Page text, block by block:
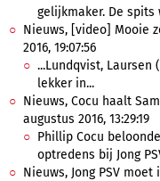
gelijkmaker. De spits
Nieuws, [video] Mooie
2016, 19:07:56
...Lundqvist, Laursen
lekker in...
Nieuws, Cocu haalt Sam
augustus 2016, 13:29:19
Phillip Cocu
optredens bij Jong
Nieuws, Jong PSV